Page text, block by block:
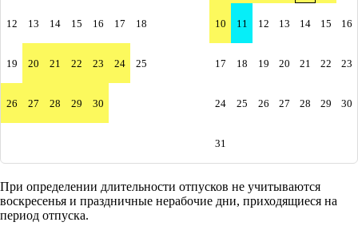
12 13 14 15 16 17 18 10 11 12 13 14 15 16
19 20 21 22 23 24 25 17 18 19 20 21 22 23
26 27 28 29 30 24 25 26 27 28 29 30
31
При определении длительности отпусков не учитываются
воскресенья и праздничные нерабочие дни, приходящиеся на
период отпуска.